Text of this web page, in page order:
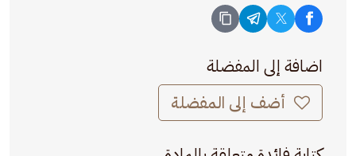
اضافة إلى المفضلة
أضف إلى المفضلة